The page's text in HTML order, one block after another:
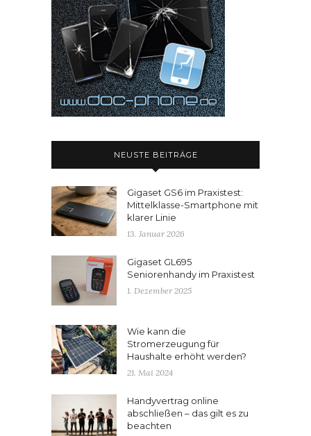
NEUSTE BEITRÄGE
Gigaset GS6 im Praxistest:
Mittelklasse-Smartphone mit
klarer Linie
13. Januar 2026
Gigaset GL695
Seniorenhandy im Praxistest
1. Dezember 2025
Wie kann die
Stromerzeugung für
Haushalte erhöht werden?
21. Mai 2024
Handyvertrag online
abschließen – das gilt es zu
beachten